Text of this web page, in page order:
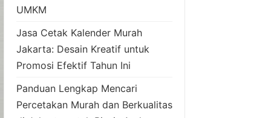
UMKM
Jasa Cetak Kalender Murah
Jakarta: Desain Kreatif untuk
Promosi Efektif Tahun Ini
Panduan Lengkap Mencari
Percetakan Murah dan Berkualitas